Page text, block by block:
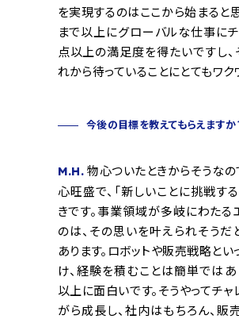
を実現するのはここから始まると
まで以上にグローバルな仕事に
点以上の満足度を得たいですし、
れから待っていることにとてもワク
今後の目標を教えてもらえますか
M.H. 物心ついたときからそうな
心旺盛で、「新しいことに挑戦す
きです。事業領域が多岐にわたる
のは、その思いを叶えられそうだ
あります。ロボットや販売戦略と
け、経験を積むことは簡単ではあ
以上に面白いです。そうやってチ
がら成長し、社内はもちろん、販